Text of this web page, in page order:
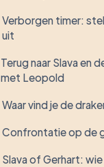
Verborgen timer:
uit
Terug naar Slava en
met Leopold
Waar vind je de
Confrontatie op de
Slava of Gerhart: